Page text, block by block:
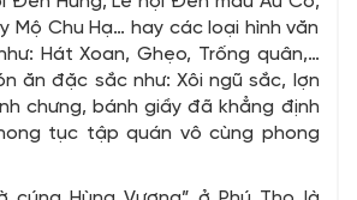
Mộ Chu Hạ… hay các loại hình văn
Hát Xoan, Ghẹo, Trống quân,…
ăn đặc sắc như: Xôi ngũ sắc, lợn
chưng, bánh giầy đã khẳng định
tục tập quán vô cùng phong